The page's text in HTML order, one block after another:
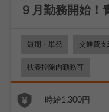
９月勤務開始！
短期・単発 交通費支
扶養控除内勤務可
時給1,300円